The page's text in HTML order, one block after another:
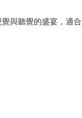
與聽覺的盛宴，